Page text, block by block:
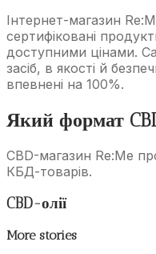
Інтернет-магазин
сертифіковані
доступними цінами.
засіб, в якості й
впевнені на 100%.
Який формат
CBD-магазин Re:Me
КБД-товарів.
CBD-олії
More stories